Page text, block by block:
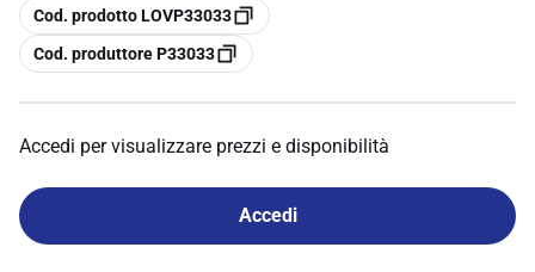
copia
Cod. prodotto LOVP33033
copia
Cod. produttore P33033
Accedi per visualizzare prezzi e disponibilità
Accedi